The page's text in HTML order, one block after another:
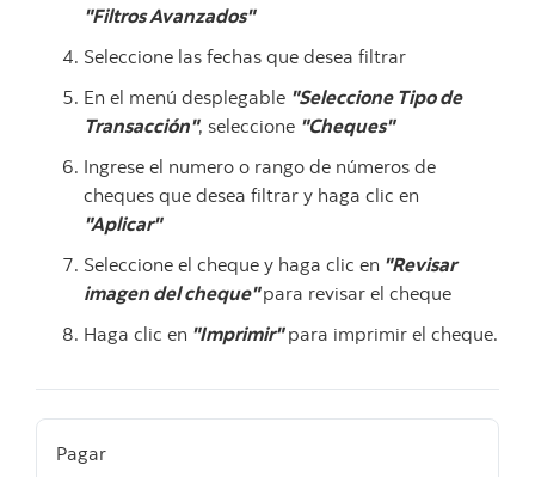
"Filtros Avanzados"
Seleccione las fechas que desea filtrar
En el menú desplegable "Seleccione Tipo de
Transacción", seleccione "Cheques"
Ingrese el numero o rango de números de
cheques que desea filtrar y haga clic en
"Aplicar"
Seleccione el cheque y haga clic en "Revisar
imagen del cheque"para revisar el cheque
Haga clic en "Imprimir"para imprimir el cheque.
Pagar